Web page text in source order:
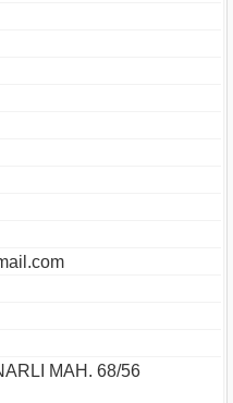
MAH. 68/56